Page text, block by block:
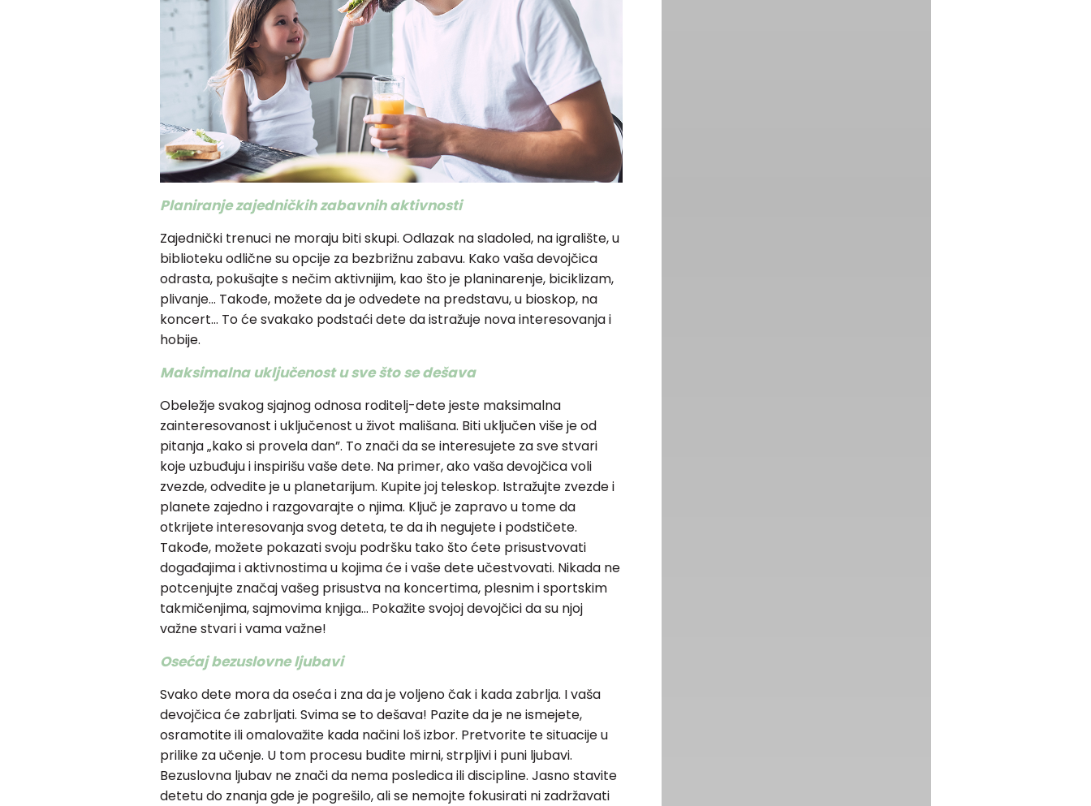
Planiranje zajedničkih zabavnih aktivnosti
Zajednički trenuci ne moraju biti skupi. Odlazak na sladoled, na igralište, u
biblioteku odlične su opcije za bezbrižnu zabavu. Kako vaša devojčica
odrasta, pokušajte s nečim aktivnijim, kao što je planinarenje, biciklizam,
plivanje… Takođe, možete da je odvedete na predstavu, u bioskop, na
koncert… To će svakako podstaći dete da istražuje nova interesovanja i
hobije.
Maksimalna uključenost u sve što se dešava
Obeležje svakog sjajnog odnosa roditelj-dete jeste maksimalna
zainteresovanost i uključenost u život mališana. Biti uključen više je od
pitanja „kako si provela dan”. To znači da se interesujete za sve stvari
koje uzbuđuju i inspirišu vaše dete. Na primer, ako vaša devojčica voli
zvezde, odvedite je u planetarijum. Kupite joj teleskop. Istražujte zvezde i
planete zajedno i razgovarajte o njima. Ključ je zapravo u tome da
otkrijete interesovanja svog deteta, te da ih negujete i podstičete.
Takođe, možete pokazati svoju podršku tako što ćete prisustvovati
događajima i aktivnostima u kojima će i vaše dete učestvovati. Nikada ne
potcenjujte značaj vašeg prisustva na koncertima, plesnim i sportskim
takmičenjima, sajmovima knjiga… Pokažite svojoj devojčici da su njoj
važne stvari i vama važne!
Osećaj bezuslovne ljubavi
Svako dete mora da oseća i zna da je voljeno čak i kada zabrlja. I vaša
devojčica će zabrljati. Svima se to dešava! Pazite da je ne ismejete,
osramotite ili omalovažite kada načini loš izbor. Pretvorite te situacije u
prilike za učenje. U tom procesu budite mirni, strpljivi i puni ljubavi.
Bezuslovna ljubav ne znači da nema posledica ili discipline. Jasno stavite
detetu do znanja gde je pogrešilo, ali se nemojte fokusirati ni zadržavati